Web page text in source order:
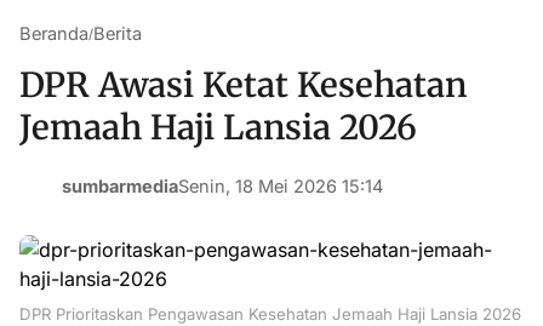
Beranda/Berita
DPR Awasi Ketat Kesehatan
Jemaah Haji Lansia 2026
sumbarmediaSenin, 18 Mei 2026 15:14
DPR Prioritaskan Pengawasan Kesehatan Jemaah Haji Lansia 2026